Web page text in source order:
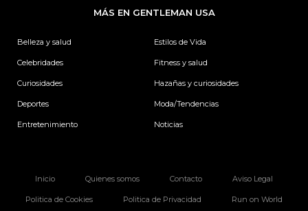
b
o
a
g
e
d
n
t
e
MÁS EN GENTLEMAN USA
Belleza y salud
Celebridades
Curiosidades
Deportes
Entretenimiento
Estilos de Vida
Fitness y salud
Hazañas y curiosidades
Moda/Tendencias
Noticias
Inicio Quienes somos Contacto Aviso Legal
Politica de Cookies Politica de Privacidad Run on World